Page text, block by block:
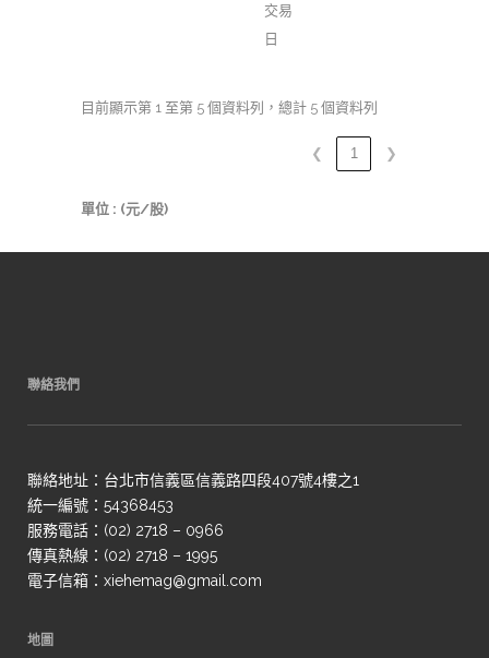
交易
日
目前顯示第 1 至第 5 個資料列，總計 5 個資料列
❮ 1 ❯
單位 : (元/股)
聯絡我們
聯絡地址：台北市信義區信義路四段407號4樓之1
統一編號：54368453
服務電話：(02) 2718 – 0966
傳真熱線：(02) 2718 – 1995
電子信箱：xiehemag@gmail.com
地圖